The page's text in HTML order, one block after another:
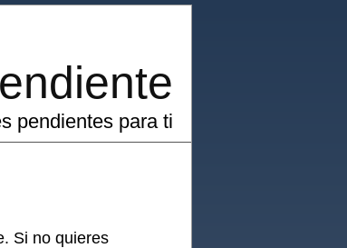
pendientes para ti
Si no quieres